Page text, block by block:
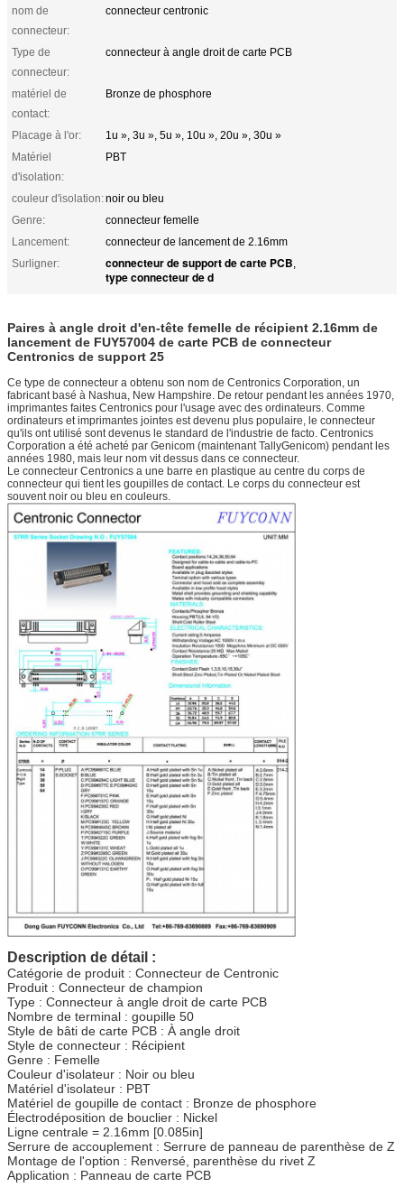
nom de
connecteur:
connecteur centronic
Type de
connecteur:
connecteur à angle droit de carte PCB
matériel de
contact:
Bronze de phosphore
Placage à l'or:
1u », 3u », 5u », 10u », 20u », 30u »
Matériel
d'isolation:
PBT
couleur d'isolation:noir ou bleu
Genre:
connecteur femelle
Lancement:
connecteur de lancement de 2.16mm
Surligner:
connecteur de support de carte PCB,
type connecteur de d
Paires à angle droit d'en-tête femelle de récipient 2.16mm de
lancement de FUY57004 de carte PCB de connecteur
Centronics de support 25
Ce type de connecteur a obtenu son nom de Centronics Corporation, un
fabricant basé à Nashua, New Hampshire. De retour pendant les années 1970,
imprimantes faites Centronics pour l'usage avec des ordinateurs. Comme
ordinateurs et imprimantes jointes est devenu plus populaire, le connecteur
qu'ils ont utilisé sont devenus le standard de l'industrie de facto. Centronics
Corporation a été acheté par Genicom (maintenant TallyGenicom) pendant les
années 1980, mais leur nom vit dessus dans ce connecteur.
Le connecteur Centronics a une barre en plastique au centre du corps de
connecteur qui tient les goupilles de contact. Le corps du connecteur est
souvent noir ou bleu en couleurs.
Description de détail :
Catégorie de produit : Connecteur de Centronic
Produit : Connecteur de champion
Type : Connecteur à angle droit de carte PCB
Nombre de terminal : goupille 50
Style de bâti de carte PCB : À angle droit
Style de connecteur : Récipient
Genre : Femelle
Couleur d'isolateur : Noir ou bleu
Matériel d'isolateur : PBT
Matériel de goupille de contact : Bronze de phosphore
Électrodéposition de bouclier : Nickel
Ligne centrale = 2.16mm [0.085in]
Serrure de accouplement : Serrure de panneau de parenthèse de Z
Montage de l'option : Renversé, parenthèse du rivet Z
Application : Panneau de carte PCB